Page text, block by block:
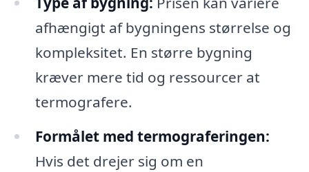
afhængigt af bygningens størrelse og
kompleksitet. En større bygning
kræver mere tid og ressourcer at
termografere.
Formålet med termograferingen:
Hvis det drejer sig om en